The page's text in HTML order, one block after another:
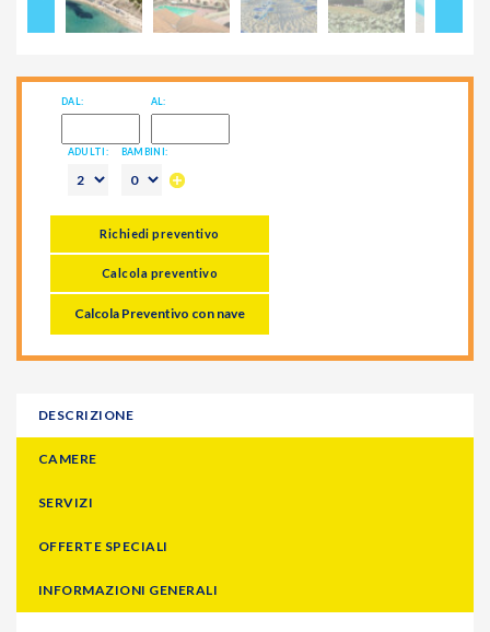
DAL: AL:
ADULTI: BAMBINI:
Richiedi preventivo
Calcola preventivo
Calcola Preventivo con nave
DESCRIZIONE
CAMERE
SERVIZI
OFFERTE SPECIALI
INFORMAZIONI GENERALI